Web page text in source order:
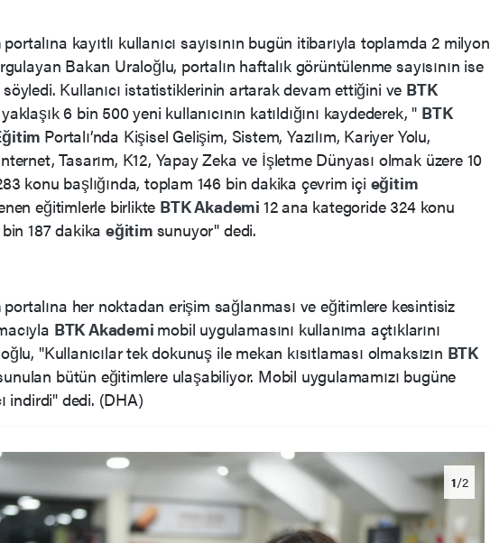
portalına kayıtlı kullanıcı sayısının bugün itibarıyla toplamda 2 milyon
Bakan Uraloğlu, portalın haftalık görüntülenme sayısının ise
Kullanıcı istatistiklerinin artarak devam ettiğini ve BTK
6 bin 500 yeni kullanıcının katıldığını kaydederek, " BTK
Portalı’nda Kişisel Gelişim, Sistem, Yazılım, Kariyer Yolu,
Tasarım, K12, Yapay Zeka ve İşletme Dünyası olmak üzere 10
konu başlığında, toplam 146 bin dakika çevrim içi eğitim
eğitimlerle birlikte BTKAkademi 12 ana kategoride 324 konu
187 dakika eğitim sunuyor" dedi.
portalına her noktadan erişim sağlanması ve eğitimlere kesintisiz
BTKAkademi mobil uygulamasını kullanıma açtıklarını
"Kullanıcılar tek dokunuş ile mekan kısıtlaması olmaksızın BTK
bütün eğitimlere ulaşabiliyor. Mobil uygulamamızı bugüne
indirdi" dedi. (DHA)
1/2